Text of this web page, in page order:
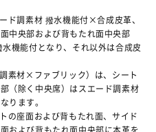
ド調素材 撥水機能付×合成皮革、
中央部および背もたれ面中央部
機能付となり、それ以外は合成皮
素材×ファブリック）は、シート
（除く中央席）はスエード調素材
ります。
の座面および背もたれ面、サイド
および背もたれ面中央部に本革を